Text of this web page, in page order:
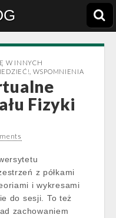
W INNYCH
WSPOMNIENIA
Fizyki
z półkami
i wykresami
do sesji. To też
zachowaniem